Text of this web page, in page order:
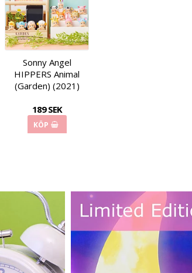
Sonny Angel
HIPPERS Animal
(Garden) (2021)
189 SEK
KÖP